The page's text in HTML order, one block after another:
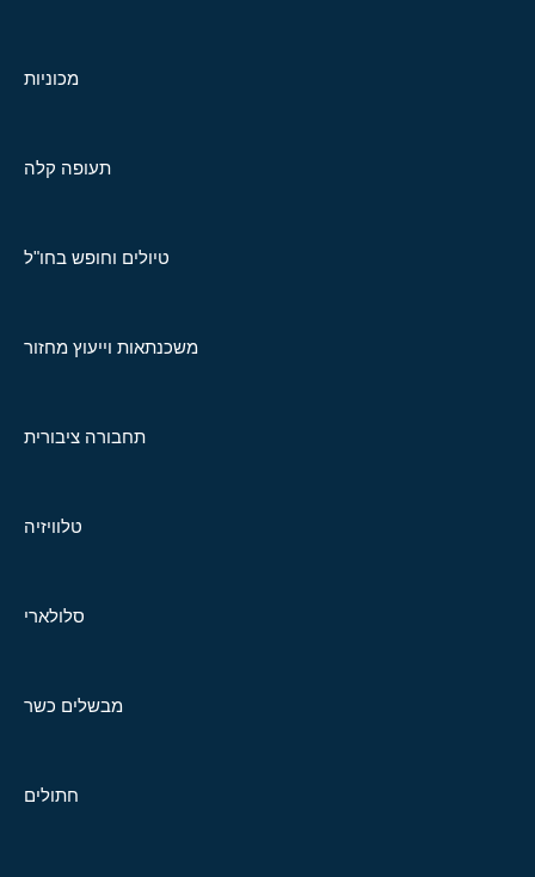
מכוניות
תעופה קלה
טיולים וחופש בחו"ל
משכנתאות וייעוץ מחזור
תחבורה ציבורית
טלוויזיה
סלולארי
מבשלים כשר
חתולים